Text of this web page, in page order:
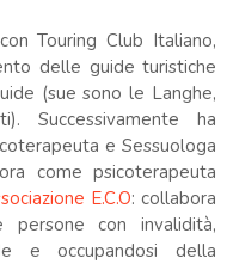
Touring Club Italiano,
delle guide turistiche
(sue sono le Langhe,
Successivamente ha
e Sessuologa
come psicoterapeuta
E.C.O: collabora
con invalidità,
e occupandosi della